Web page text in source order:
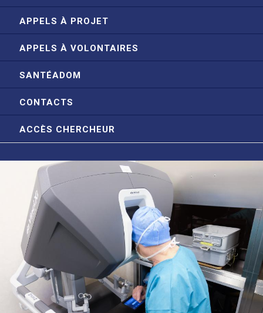
APPELS À PROJET
APPELS À VOLONTAIRES
SANTÉADOM
CONTACTS
ACCÈS CHERCHEUR